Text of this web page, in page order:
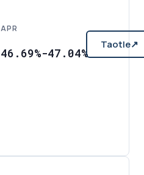
APR
46.69%-47.04%
Taotle↗